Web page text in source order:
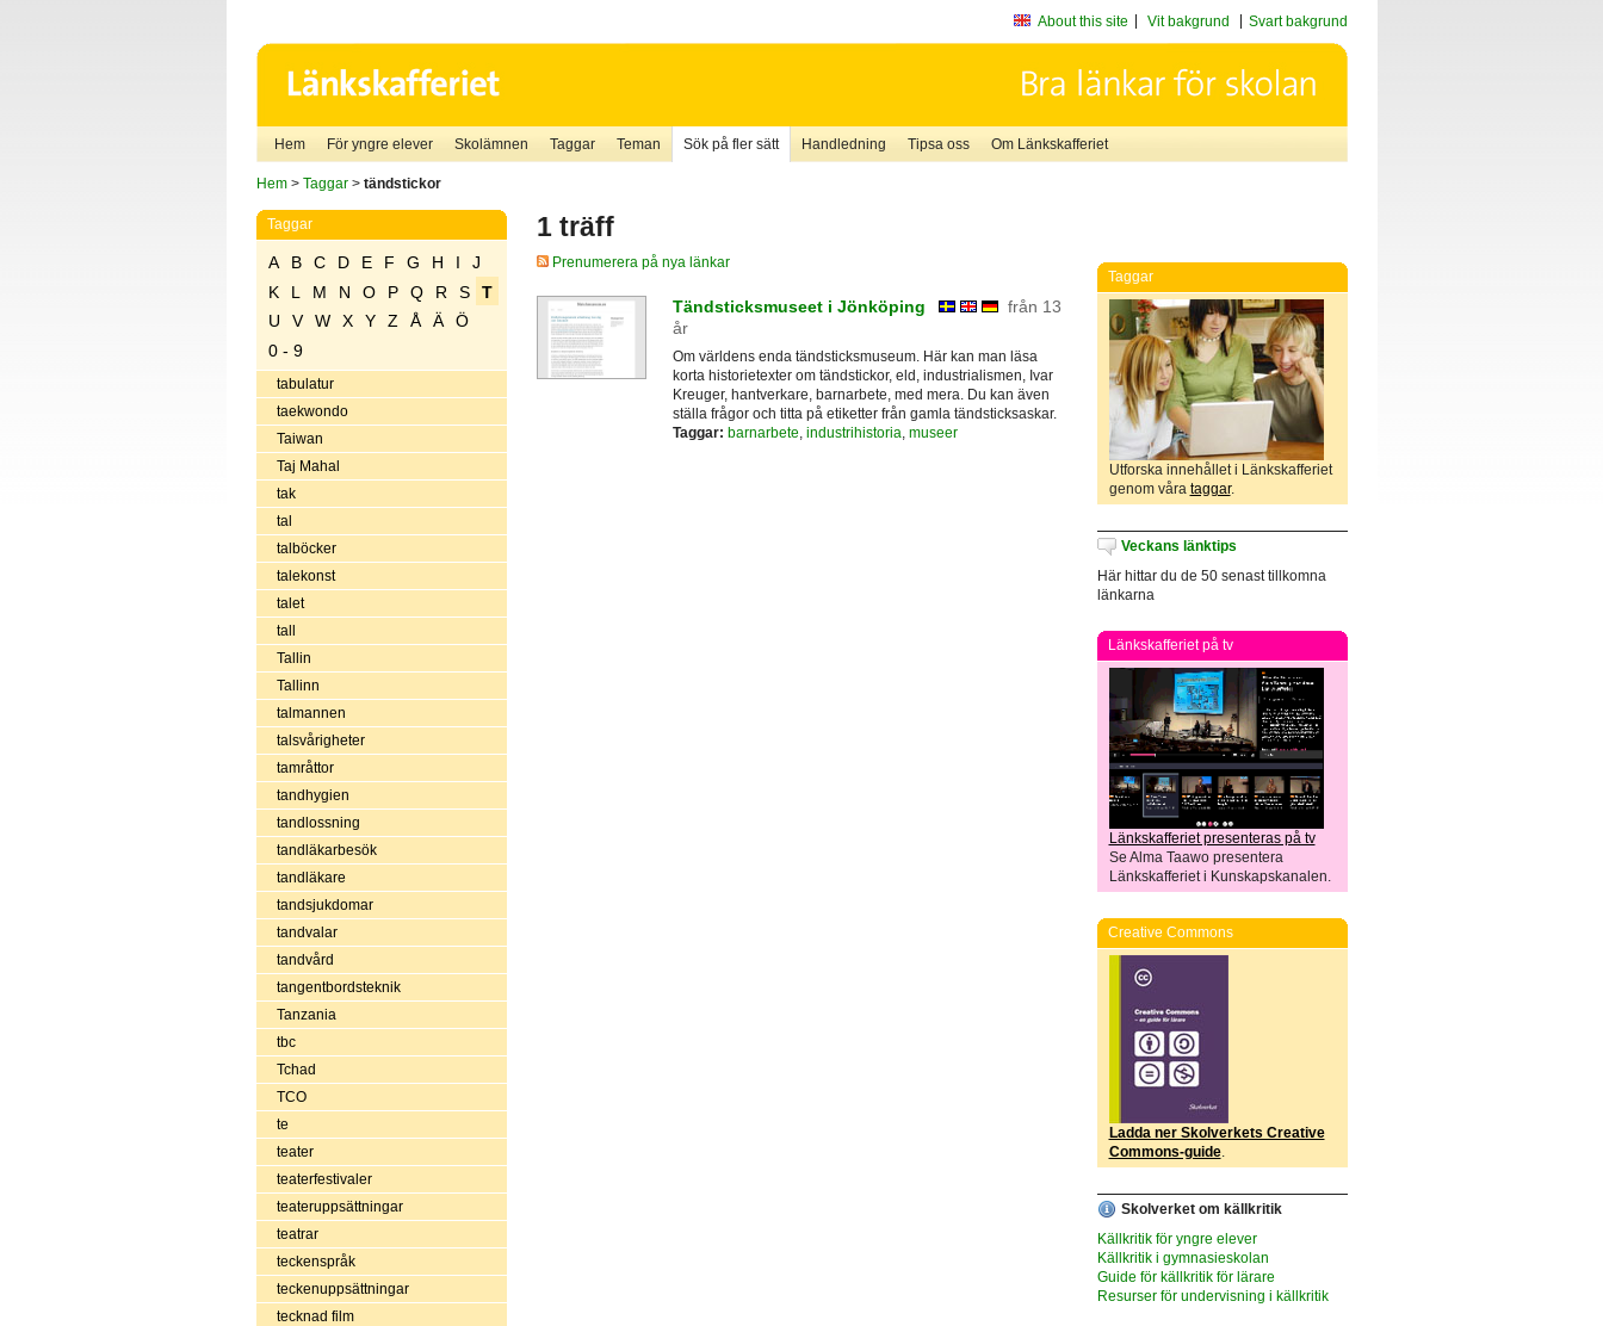
About this site Vit bakgrund Svart bakgrund
Hem För yngre elever Skolämnen Taggar Teman Sök på fler sätt Handledning Tipsa oss Om Länkskafferiet
Hem> Taggar> tändstickor
Taggar
A B C D E F G H I
J
K
L M N O P Q R S
T
U
V W X Y Z Å Ä
Ö
0 - 9
tabulatur
taekwondo
Taiwan
Taj Mahal
tak
tal
talböcker
talekonst
talet
tall
Tallin
Tallinn
talmannen
talsvårigheter
tamråttor
tandhygien
tandlossning
tandläkarbesök
tandläkare
tandsjukdomar
tandvalar
tandvård
tangentbordsteknik
Tanzania
tbc
Tchad
TCO
te
teater
teaterfestivaler
teateruppsättningar
teatrar
teckenspråk
teckenuppsättningar
tecknad film
1 träff
Prenumerera på nya länkar
Tändsticksmuseet i Jönköping
från 13
år
Om världens enda tändsticksmuseum. Här kan man läsa
korta historietexter om tändstickor, eld, industrialismen, Ivar
Kreuger, hantverkare, barnarbete, med mera. Du kan även
ställa frågor och titta på etiketter från gamla tändsticksaskar.
Taggar: barnarbete industrihistoria museer
Taggar
Utforska innehållet i Länkskafferiet
genom våra taggar.
Veckans länktips
Här hittar du de 50 senast tillkomna
länkarna
Länkskafferiet på tv
Länkskafferiet presenteras på tv
Se Alma Taawo presentera
Länkskafferiet i Kunskapskanalen.
Creative Commons
Ladda ner Skolverkets Creative
Commons-guide.
Skolverket om källkritik
Källkritik för yngre elever
Källkritik i gymnasieskolan
Guide för källkritik för lärare
Resurser för undervisning i källkritik